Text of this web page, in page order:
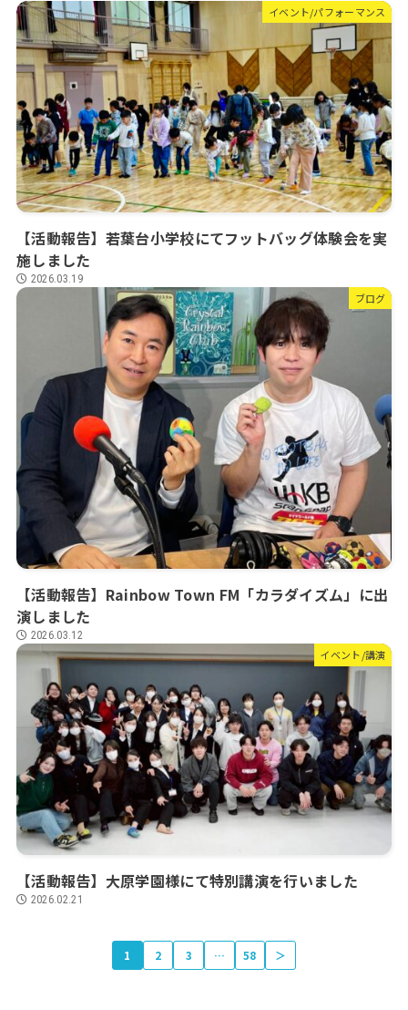
イベント/パフォーマンス
【活動報告】若葉台小学校にてフットバッグ体験会を実
施しました
2026.03.19
ブログ
【活動報告】Rainbow Town FM「カラダイズム」に出
演しました
2026.03.12
イベント/講演
【活動報告】大原学園様にて特別講演を行いました
2026.02.21
1 2 3 … 58 ＞